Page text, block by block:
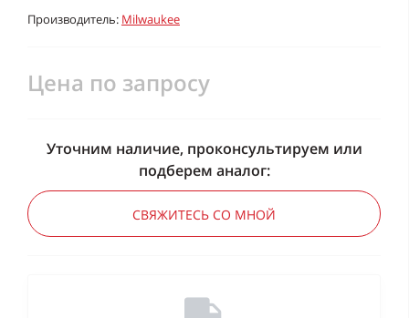
Производитель: Milwaukee
Цена по запросу
Уточним наличие, проконсультируем или
подберем аналог:
СВЯЖИТЕСЬ СО МНОЙ